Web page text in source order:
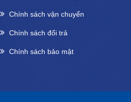
Chính sách vận chuyển
Chính sách đổi trả
Chính sách bảo mật